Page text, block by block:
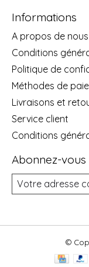
Informations
A propos de nous
Conditions
Politique de
Méthodes de
Livraisons et
Service client
Conditions
Abonnez-
©